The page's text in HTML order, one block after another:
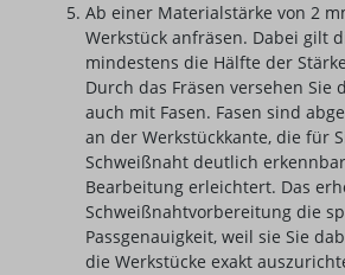
Ab einer Materialstärke von 2
Werkstück anfräsen. Dabei gilt
mindestens die Hälfte der
Durch das Fräsen versehen Sie
auch mit Fasen. Fasen sind
an der Werkstückkante, die für
Schweißnaht deutlich
Bearbeitung erleichtert. Das
Schweißnahtvorbereitung die
Passgenauigkeit, weil sie Sie
die Werkstücke exakt